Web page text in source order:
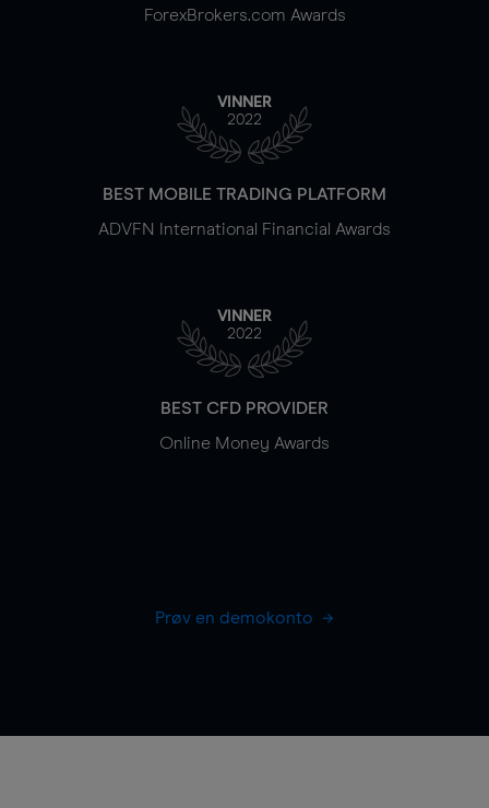
ForexBrokers.com Awards
VINNER
2022
BEST MOBILE TRADING PLATFORM
ADVFN International Financial Awards
VINNER
2022
BEST CFD PROVIDER
Online Money Awards
Prøv en demokonto